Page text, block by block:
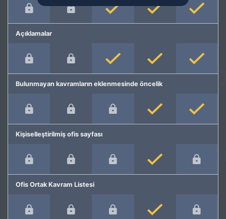
Açıklamalar
Bulunmayan kavramların eklenmesinde öncelik
Kişiselleştirilmiş ofis sayfası
Ofis Ortak Kavram Listesi